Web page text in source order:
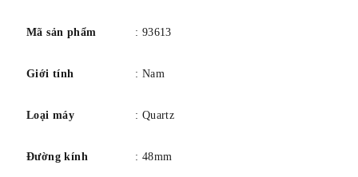
Độ sâu chống nước
100 mét
Mã sản phẩm : 93613
Giới tính : Nam
Loại máy : Quartz
Đường kính : 48mm